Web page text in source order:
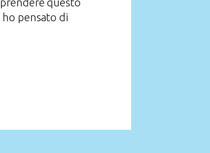
ho pensato di